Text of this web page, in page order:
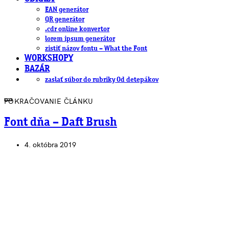
EAN generátor
QR generátor
.cdr online konvertor
lorem ipsum generátor
zistiť názov fontu – What the Font
WORKSHOPY
BAZÁR
zaslať súbor do rubriky Od detepákov
POKRAČOVANIE ČLÁNKU
Font dňa – Daft Brush
4. októbra 2019